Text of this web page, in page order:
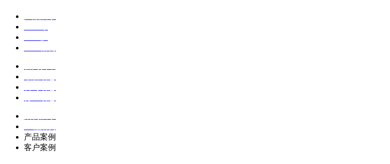
产品案例
客户案例